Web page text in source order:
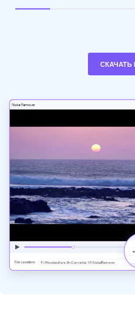
СКАЧАТЬ